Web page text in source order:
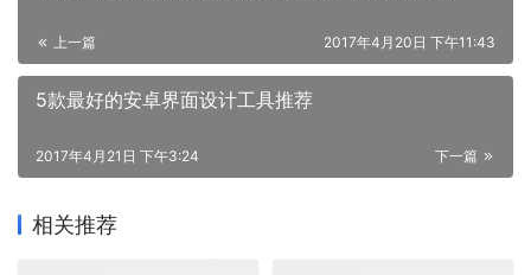
上一篇 2017年4月20日 下午11:43
5款最好的安卓界面设计工具推荐
下一篇
2017年4月21日 下午3:24
相关推荐